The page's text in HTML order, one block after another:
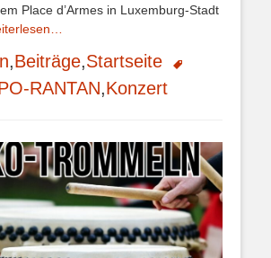
Place d’Armes in Luxemburg-Stadt
,Beiträge,Startseite Schlagworte
RANTAN,Konzert